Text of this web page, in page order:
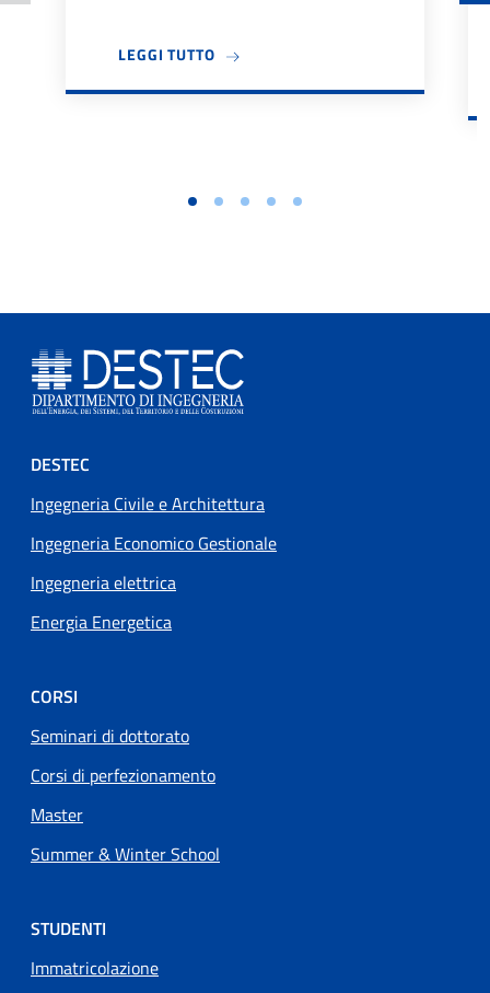
LEGGI TUTTOA PROPOSITO DI BANDO TUTOR
Footer menu
DESTEC
Ingegneria Civile e Architettura
Ingegneria Economico Gestionale
Ingegneria elettrica
Energia Energetica
CORSI
Seminari di dottorato
Corsi di perfezionamento
Master
Summer & Winter School
STUDENTI
Immatricolazione